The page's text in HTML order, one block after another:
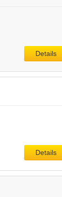
Details
Details